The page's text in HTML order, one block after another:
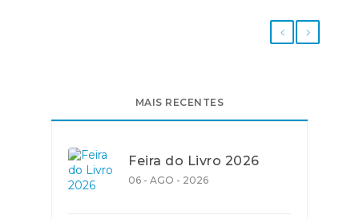
MAIS RECENTES
Feira do Livro 2026
06 - AGO - 2026